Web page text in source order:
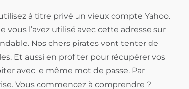
à titre privé un vieux compte Yahoo.
l’avez utilisé avec cette adresse sur
Nos chers pirates vont tenter de
Et aussi en profiter pour récupérer vos
avec le même mot de passe. Par
Vous commencez à comprendre ?